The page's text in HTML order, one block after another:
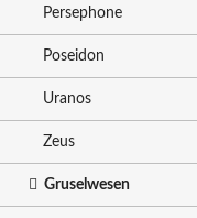
Persephone
Poseidon
Uranos
Zeus
Gruselwesen